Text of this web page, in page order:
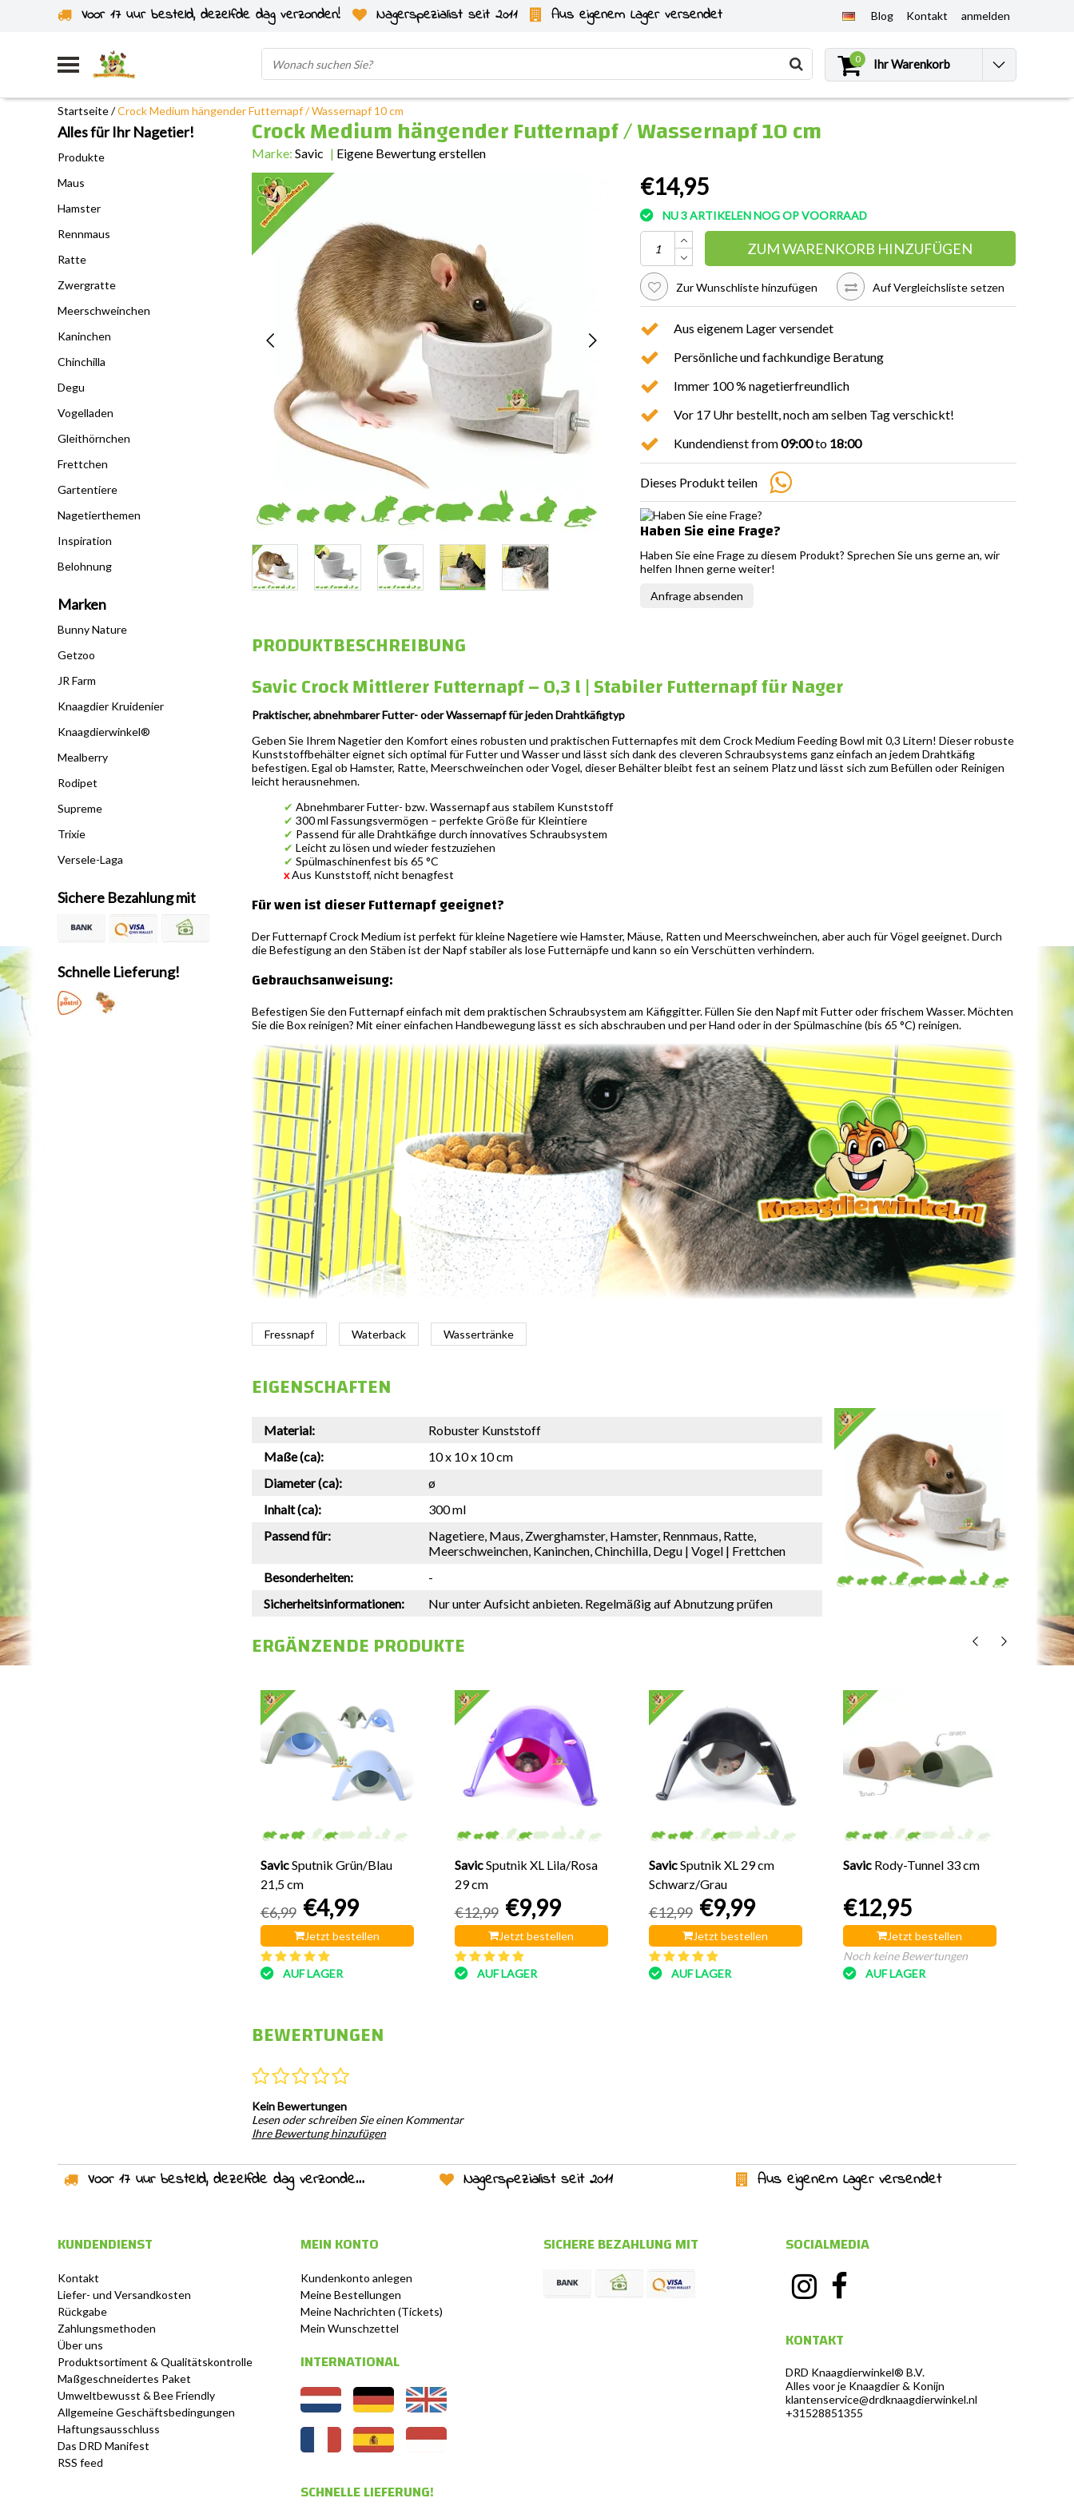
Voor 17 uur besteld, dezelfde dag verzonden! Nagerspezialist seit 2011 Aus eigenem Lager versendet Blog Kontakt anmelden
0 Ihr Warenkorb
Startseite/Crock Medium hängender Futternapf / Wassernapf 10 cm
Alles für Ihr Nagetier!
Produkte
Maus
Hamster
Rennmaus
Ratte
Zwergratte
Meerschweinchen
Kaninchen
Chinchilla
Degu
Vogelladen
Gleithörnchen
Frettchen
Gartentiere
Nagetierthemen
Inspiration
Belohnung
Marken
Bunny Nature
Getzoo
JR Farm
Knaagdier Kruidenier
Knaagdierwinkel®
Mealberry
Rodipet
Supreme
Trixie
Versele-Laga
Sichere Bezahlung mit
Schnelle Lieferung!
Crock Medium hängender Futternapf / Wassernapf 10 cm
Marke: Savic | Eigene Bewertung erstellen
€14,95
NU 3 ARTIKELEN NOG OP VOORRAAD
ZUM WARENKORB HINZUFÜGEN
Zur Wunschliste hinzufügen Auf Vergleichsliste setzen
Aus eigenem Lager versendet
Persönliche und fachkundige Beratung
Immer 100 % nagetierfreundlich
Vor 17 Uhr bestellt, noch am selben Tag verschickt!
Kundendienst from09:00to 18:00
Dieses Produkt teilen
Haben Sie eine Frage?
Haben Sie eine Frage zu diesem Produkt? Sprechen Sie uns gerne an, wir
helfen Ihnen gerne weiter!
Anfrage absenden
PRODUKTBESCHREIBUNG
Savic Crock Mittlerer Futternapf – 0,3 l | Stabiler Futternapf für Nager
Praktischer, abnehmbarer Futter- oder Wassernapf für jeden Drahtkäfigtyp
Geben Sie Ihrem Nagetier den Komfort eines robusten und praktischen Futternapfes mit dem Crock Medium Feeding Bowl mit 0,3 Litern! Dieser robuste
Kunststoffbehälter eignet sich optimal für Futter und Wasser und lässt sich dank des cleveren Schraubsystems ganz einfach an jedem Drahtkäfig
befestigen. Egal ob Hamster, Ratte, Meerschweinchen oder Vogel, dieser Behälter bleibt fest an seinem Platz und lässt sich zum Befüllen oder Reinigen
leicht herausnehmen.
✔ Abnehmbarer Futter- bzw. Wassernapf aus stabilem Kunststoff
✔ 300 ml Fassungsvermögen – perfekte Größe für Kleintiere
✔ Passend für alle Drahtkäfige durch innovatives Schraubsystem
✔ Leicht zu lösen und wieder festzuziehen
✔ Spülmaschinenfest bis 65 °C
xAus Kunststoff, nicht benagfest
Für wen ist dieser Futternapf geeignet?
Der Futternapf Crock Medium ist perfekt für kleine Nagetiere wie Hamster, Mäuse, Ratten und Meerschweinchen, aber auch für Vögel geeignet. Durch
die Befestigung an den Stäben ist der Napf stabiler als lose Futternäpfe und kann so ein Verschütten verhindern.
Gebrauchsanweisung:
Befestigen Sie den Futternapf einfach mit dem praktischen Schraubsystem am Käfiggitter. Füllen Sie den Napf mit Futter oder frischem Wasser. Möchten
Sie die Box reinigen? Mit einer einfachen Handbewegung lässt es sich abschrauben und per Hand oder in der Spülmaschine (bis 65 °C) reinigen.
Fressnapf Waterback Wassertränke
EIGENSCHAFTEN
Material:
Robuster Kunststoff
Maße (ca):
10 x 10 x 10 cm
Diameter (ca):
ø
Inhalt (ca):
300 ml
Passend für:
Nagetiere, Maus, Zwerghamster, Hamster, Rennmaus, Ratte,
Meerschweinchen, Kaninchen, Chinchilla, Degu | Vogel | Frettchen
Besonderheiten:
-
Sicherheitsinformationen:
Nur unter Aufsicht anbieten. Regelmäßig auf Abnutzung prüfen
ERGÄNZENDE PRODUKTE
SavicSputnik Grün/Blau
21,5 cm
€6,99 €4,99
Jetzt bestellen
AUF LAGER
SavicSputnik XL Lila/Rosa
29 cm
€12,99 €9,99
Jetzt bestellen
AUF LAGER
SavicSputnik XL 29 cm
Schwarz/Grau
€12,99 €9,99
Jetzt bestellen
AUF LAGER
Savic Rody-Tunnel 33 cm
€12,95
Jetzt bestellen
Noch keine Bewertungen
AUF LAGER
BEWERTUNGEN
Kein Bewertungen
Lesen oder schreiben Sie einen Kommentar
Ihre Bewertung hinzufügen
Voor 17 uur besteld, dezelfde dag verzonden! Nagerspezialist seit 2011 Aus eigenem Lager versendet
KUNDENDIENST
Kontakt
Liefer- und Versandkosten
Rückgabe
Zahlungsmethoden
Über uns
Produktsortiment & Qualitätskontrolle
Maßgeschneidertes Paket
Umweltbewusst & Bee Friendly
Allgemeine Geschäftsbedingungen
Haftungsausschluss
Das DRD Manifest
RSS feed
MEIN KONTO
Kundenkonto anlegen
Meine Bestellungen
Meine Nachrichten (Tickets)
Mein Wunschzettel
INTERNATIONAL
SCHNELLE LIEFERUNG!
SICHERE BEZAHLUNG MIT SOCIALMEDIA
KONTAKT
DRD Knaagdierwinkel® B.V.
Alles voor je Knaagdier & Konijn
klantenservice@drdknaagdierwinkel.nl
+31528851355